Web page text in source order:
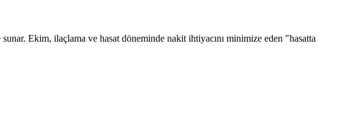
Ekim, ilaçlama ve hasat döneminde nakit ihtiyacını minimize eden "hasatta